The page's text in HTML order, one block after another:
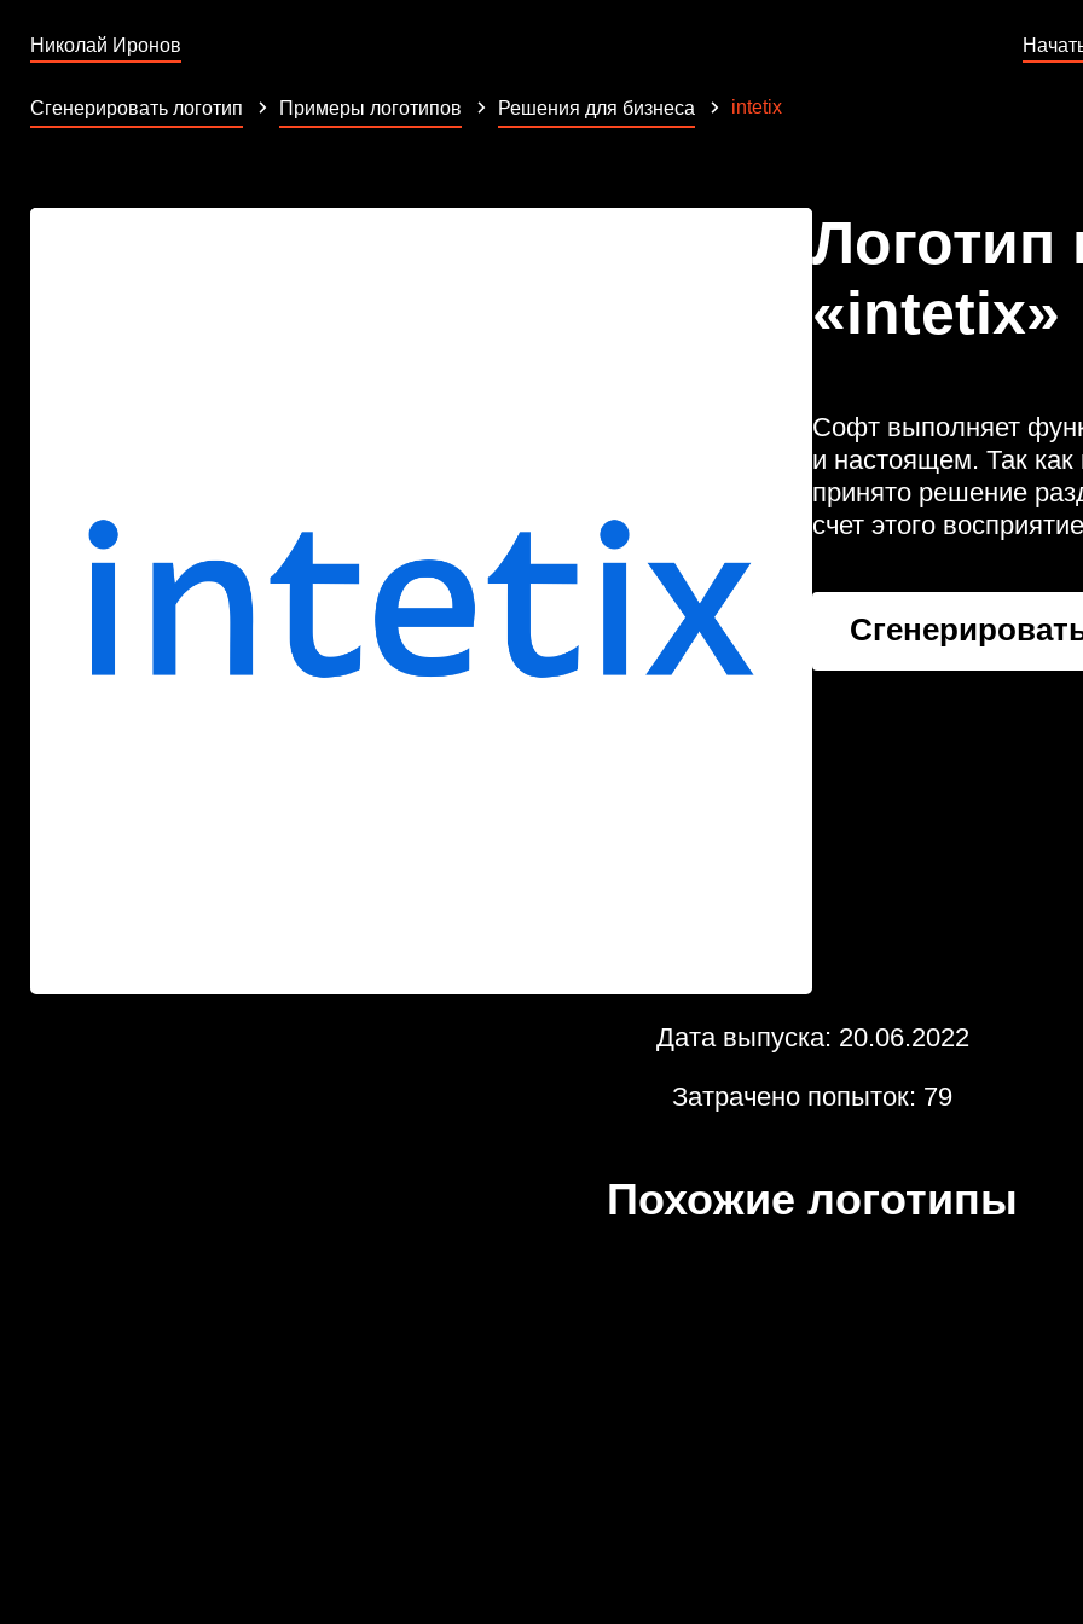
Николай Иронов
Сгенерировать логотип Примеры логотипов Решения для бизнеса intetix
Логотип
«intetix»
Софт выполняет
и настоящем. Так
принято решение
счет этого
Дата выпуска: 20.06.2022
Затрачено попыток: 79
Похожие логотипы